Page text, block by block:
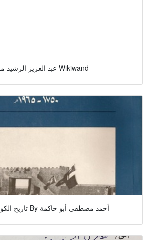
عبد العزيز الرشيد مؤرخ Wikiwand
تاريخ الكويت الحديث By أحمد مصطفى أبو حاكمة